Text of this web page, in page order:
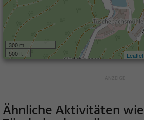
300 m
500 ft
Leaflet
Ähnliche Aktivitäten wie